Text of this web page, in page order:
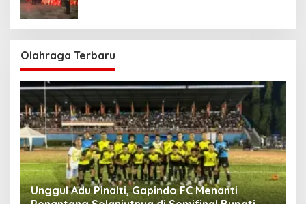
Olahraga Terbaru
Unggul Adu Pinalti, Gapindo FC Menanti